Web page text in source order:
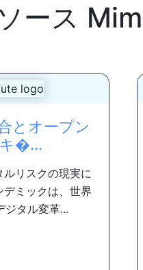
ース
とオープン
�...
リスクの現実に
ミックは、世界
ジタル変革...